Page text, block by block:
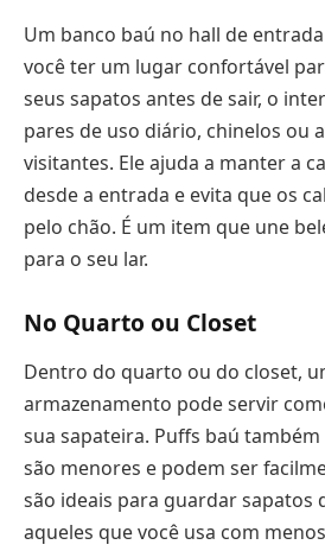
Um banco baú no hall de
você ter um lugar confortável
seus sapatos antes de sair, o
pares de uso diário, chinelos ou
visitantes. Ele ajuda a manter a
desde a entrada e evita que os
pelo chão. É um item que une
para o seu lar.
No Quarto ou Closet
Dentro do quarto ou do closet,
armazenamento pode servir
sua sapateira. Puffs baú
são menores e podem ser
são ideais para guardar sapatos
aqueles que você usa com